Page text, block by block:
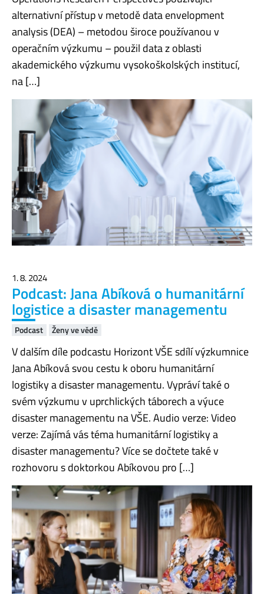
alternativní přístup v metodě data envelopment
analysis (DEA) – metodou široce používanou v
operačním výzkumu – použil data z oblasti
akademického výzkumu vysokoškolských institucí,
na […]
1. 8. 2024
Podcast: Jana Abíková o humanitární
logistice a disaster managementu
Podcast Ženy ve vědě
V dalším díle podcastu Horizont VŠE sdílí výzkumnice
Jana Abíková svou cestu k oboru humanitární
logistiky a disaster managementu. Vypráví také o
svém výzkumu v uprchlických táborech a výuce
disaster managementu na VŠE. Audio verze: Video
verze: Zajímá vás téma humanitární logistiky a
disaster managementu? Více se dočtete také v
rozhovoru s doktorkou Abíkovou pro […]